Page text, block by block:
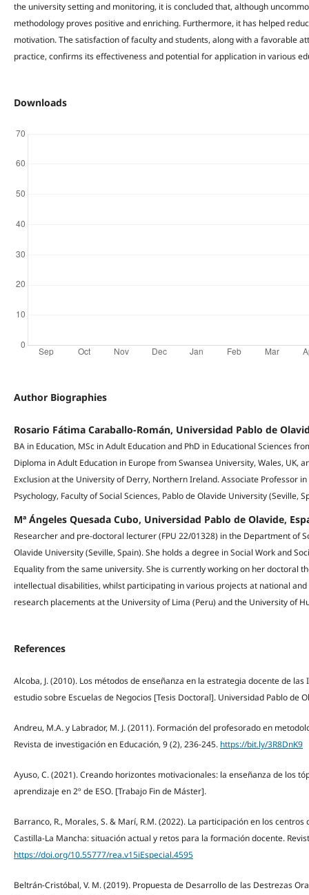
the university setting and monitoring, it is concluded that, although
methodology proves positive and enriching. Furthermore, it has helped
motivation. The satisfaction of faculty and students, along with a favorable
practice, confirms its effectiveness and potential for application in various
Downloads
Author Biographies
Rosario Fátima Caraballo-Román, Universidad Pablo de
BA in Education, MSc in Adult Education and PhD in Educational Sciences
Diploma in Adult Education in Europe from Swansea University, Wales, UK,
Exclusion at the University of Derry, Northern Ireland. Associate Professor
Psychology, Faculty of Social Sciences, Pablo de Olavide University (Seville,
Mª Ángeles Quesada Cubo, Universidad Pablo de Olavide,
Researcher and pre-doctoral lecturer (FPU 22/01328) in the Department of
Olavide University (Seville, Spain). She holds a degree in Social Work and
Equality from the same university. She is currently working on her doctoral
intellectual disabilities, whilst participating in various projects at national
research placements at the University of Lima (Peru) and the University of
References
Alcoba, J. (2010). Los métodos de enseñanza en la estrategia docente de
estudio sobre Escuelas de Negocios [Tesis Doctoral]. Universidad Pablo de
Andreu, M.A. y Labrador, M. J. (2011). Formación del profesorado en
Revista de investigación en Educación, 9 (2), 236-245. https://bit.ly/3R8DnK9
Ayuso, C. (2021). Creando horizontes motivacionales: la enseñanza de los
aprendizaje en 2º de ESO. [Trabajo Fin de Máster].
Barranco, R., Morales, S. & Marí, R.M. (2022). La participación en los
Castilla-La Mancha: situación actual y retos para la formación docente.
https://doi.org/10.55777/rea.v15iEspecial.4595
Beltrán-Cristóbal, V. M. (2019). Propuesta de Desarrollo de las Destrezas